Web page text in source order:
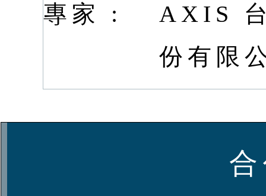
專家 :
AXIS
份有限
合